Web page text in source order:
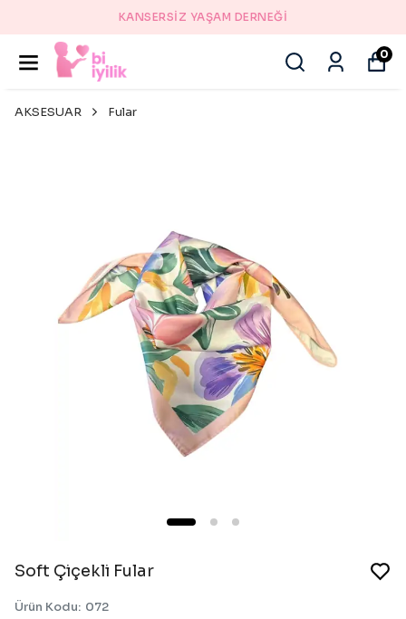
KANSERSİZ YAŞAM DERNEĞİ
0
AKSESUAR Fular
Soft Çiçekli Fular
Ürün Kodu: 072